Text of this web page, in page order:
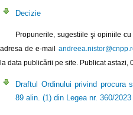
Decizie
Propunerile, sugestiile şi opiniile cu
adresa de e-mail
la data publicării pe site. Publicat astazi,
Draftul Ordinului privind procura
89 alin. (1) din Legea nr. 360/